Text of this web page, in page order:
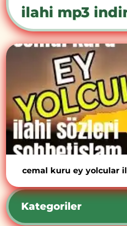
ilahi mp3
cemal kuru ey yolcular
Kategoriler